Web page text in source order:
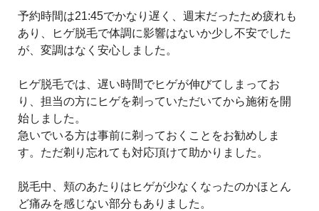
予約時間は21:45でかなり遅く、週末だったため疲れも
あり、ヒゲ脱毛で体調に影響はないか少し不安でした
が、変調はなく安心しました。
ヒゲ脱毛では、遅い時間でヒゲが伸びてしまってお
り、担当の方にヒゲを剃っていただいてから施術を開
始しました。
急いでいる方は事前に剃っておくことをお勧めしま
す。ただ剃り忘れても対応頂けて助かりました。
脱毛中、頬のあたりはヒゲが少なくなったのかほとん
ど痛みを感じない部分もありました。